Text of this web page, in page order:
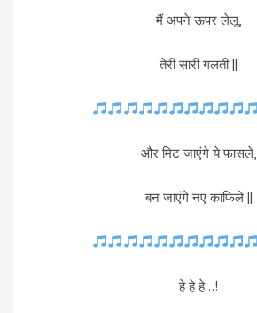
मैं अपने ऊपर लेलू,
तेरी सारी गलती ||
और मिट जाएंगे ये फासले,
बन जाएंगे नए काफिले ||
हे हे हे…!